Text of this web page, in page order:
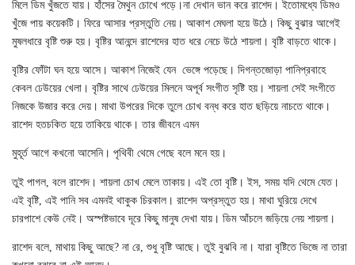
মিলে ডিম খুঁজতে যায়। হাঁসের মৈথুন চোখে পড়ে।না দেখান ভান করে রাশেদ। ইতোমধ্যে ডিমও
খুঁজে পায় কয়েকটি। ফিরে আসার প্রস্তুতি নেয়। আকাশ মেঘলা হয়ে উঠে। কিছু বুঝার আগেই
মুষলধারে বৃষ্টি শুরু হয়। বৃষ্টির আনন্দে রাশেদের হাত ধরে নেচে উঠে শায়লা। বৃষ্টি বাড়তে থাকে।
বৃষ্টির ফোঁটা ঘন হয়ে আসে। আকাশ নিজেই যেন ভেঙ্গে পড়েছে। দিগন্তজোড়া পানিপ্রবাহে
কেবল ঢেউয়ের খেলা। বৃষ্টির সাথে ঢেউয়ের মিলনে অপূর্ব সংগীত সৃষ্টি হয়। শায়লা সেই সংগীতে
নিজকে উজার করে দেয়। মাথা উপরের দিকে তুলে চোখ বন্ধ করে হাত ছড়িয়ে নাচতে থাকে।
রাশেদ হতচকিত হয়ে তাকিয়ে থাকে। তার জীবনে এমন
মুহূর্ত আগে কখনো আসেনি। পৃথিবী থেমে গেছে বলে মনে হয়।
তুই পাগল, বলে রাশেদ। শায়লা চোখ মেলে তাকায়। এই তো বৃষ্টি। ইস, সময় যদি থেমে যেত।
এই বৃষ্টি, এই পানি সব এমনই থাকুক চিরকাল। রাশেদ অপ্রস্তুত হয়। মাথা ঘুরিয়ে দেখে
চারপাশে কেউ নেই। অস্পষ্টভাবে দূরে কিছু মানুষ দেখা যায়। ডিম আঁচলে জড়িয়ে নেয় শায়লা।
রাশেদ বলে, মাথায় কিছু আছে? না রে, শুধু বৃষ্টি আছে। তুই বুঝবি না। যারা বৃষ্টিতে ভিজে না তারা